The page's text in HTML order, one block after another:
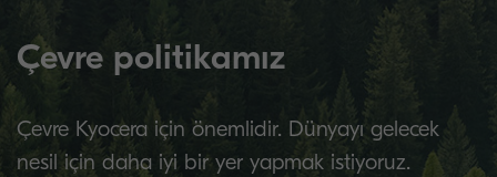
Çevre politikamız
Çevre Kyocera için önemlidir. Dünyayı gelecek
nesil için daha iyi bir yer yapmak istiyoruz.